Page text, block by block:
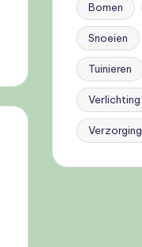
Bomen
Snoeien
Tuinieren
Verlichting
Verzorging